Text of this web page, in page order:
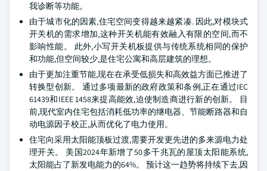
我诊断等功能。
由于城市化的因素,住宅空间变得越来越紧凑. 因此,对模块式
开关机的需求增加,这种开关机能有效融入有限的空间,而不
影响性能。 此外,小写开关机板提供与传统系统相同的保护
和功能,但空间较少,是住宅公寓和高层建筑的理想。
由于更加注重节能,现在在承受低损失和高效益方面已推进了
转换型创新。 通过多项最新的政府政策和条例,正在通过IEC
61439和IEEE 1458来提高能效,迫使制造商进行新的创新。 目
前,现代室内住宅包括消耗低功率的继电器、节能断路器和自
动电源因子校正,从而优化了电力使用。
住宅向采用太阳能顶板过渡,需要开发更先进的多来源电力处
理开关。 美国2024年新增了50多千兆瓦的屋顶太阳能系统,
太阳能占了新发电能力的64%。 预计这一趋势将持续下去,因